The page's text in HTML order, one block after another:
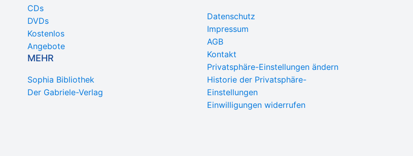
CDs
DVDs
Kostenlos
Angebote
MEHR
Sophia Bibliothek
Der Gabriele-Verlag
Datenschutz
Impressum
AGB
Kontakt
Privatsphäre-Einstellungen ändern
Historie der Privatsphäre-
Einstellungen
Einwilligungen widerrufen